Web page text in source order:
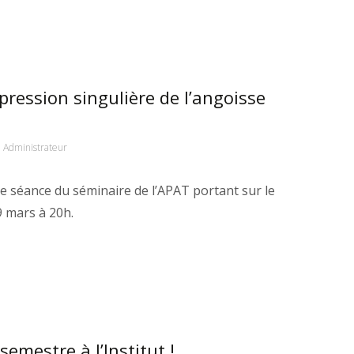
singulière de l’angoisse
Administrateur
du séminaire de l’APAT portant sur le
à 20h.